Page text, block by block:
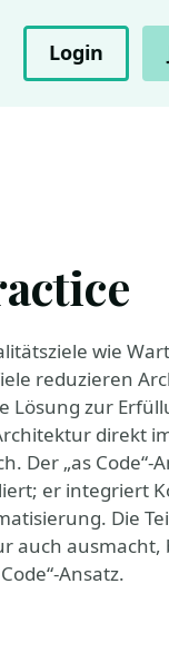
Login
wie
reduzieren
Lösung zur
direkt
Der „as Code“-
er integriert
Die
auch ausmacht,
Ansatz.